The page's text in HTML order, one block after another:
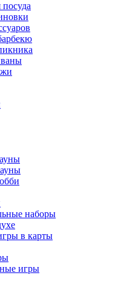
наборы
в карты
игры